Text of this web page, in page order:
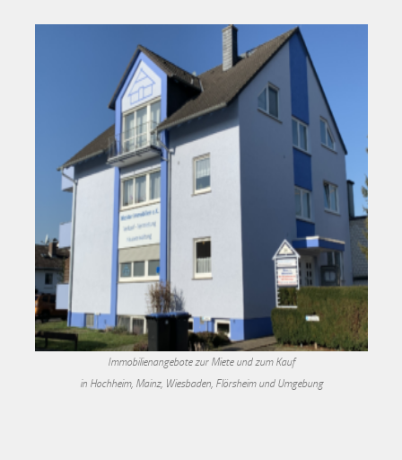
Immobilienangebote zur Miete und zum Kauf
in Hochheim, Mainz, Wiesbaden, Flörsheim und Umgebung